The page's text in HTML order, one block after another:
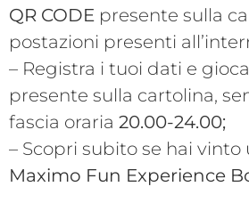
QR CODE presente sulla
postazioni presenti
– Registra i tuoi dati e
presente sulla cartolina,
fascia oraria 20.00-24.00;
– Scopri subito se hai vinto
Maximo Fun Experience